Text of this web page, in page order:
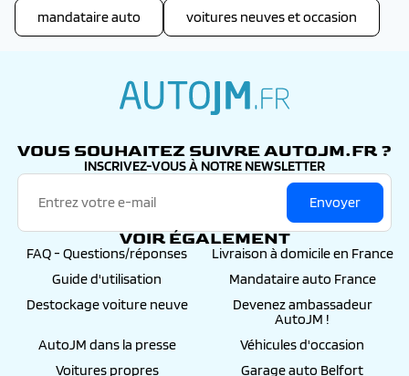
mandataire auto voitures neuves et occasion
VOUS SOUHAITEZ SUIVRE AUTOJM.FR ?
INSCRIVEZ-VOUS À NOTRE NEWSLETTER
Envoyer
VOIR ÉGALEMENT
FAQ - Questions/réponses
Livraison à domicile en France
Guide d'utilisation
Mandataire auto France
Destockage voiture neuve
Devenez ambassadeur
AutoJM !
AutoJM dans la presse
Véhicules d'occasion
Voitures propres
Garage auto Belfort